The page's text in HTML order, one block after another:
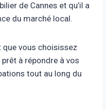
de Cannes et qu’il a
du marché local.
que vous choisissez
à répondre à vos
tout au long du